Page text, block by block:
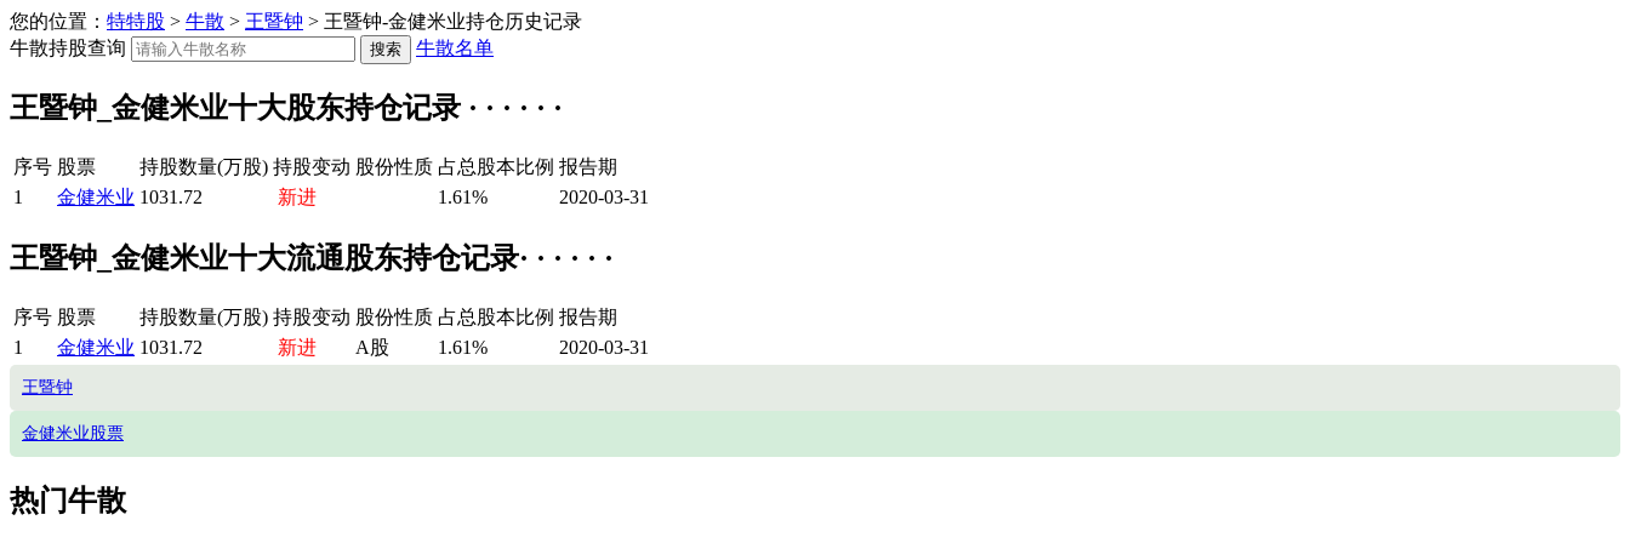
您的位置： 特特股 > 牛散 > 王暨钟 > 王暨钟-金健米业持仓历史记录
牛散持股查询
牛散名单
王暨钟_金健米业十大股东持仓记录 · · · · · ·
序号 股票 持股数量(万股) 持股变动 股份性质 占总股本比例 报告期
1
金健米业 1031.72 新进 1.61% 2020-03-31
王暨钟_金健米业十大流通股东持仓记录· · · · · ·
序号 股票 持股数量(万股) 持股变动 股份性质 占总股本比例 报告期
1
金健米业 1031.72 新进 A股 1.61% 2020-03-31
王暨钟
金健米业股票
热门牛散